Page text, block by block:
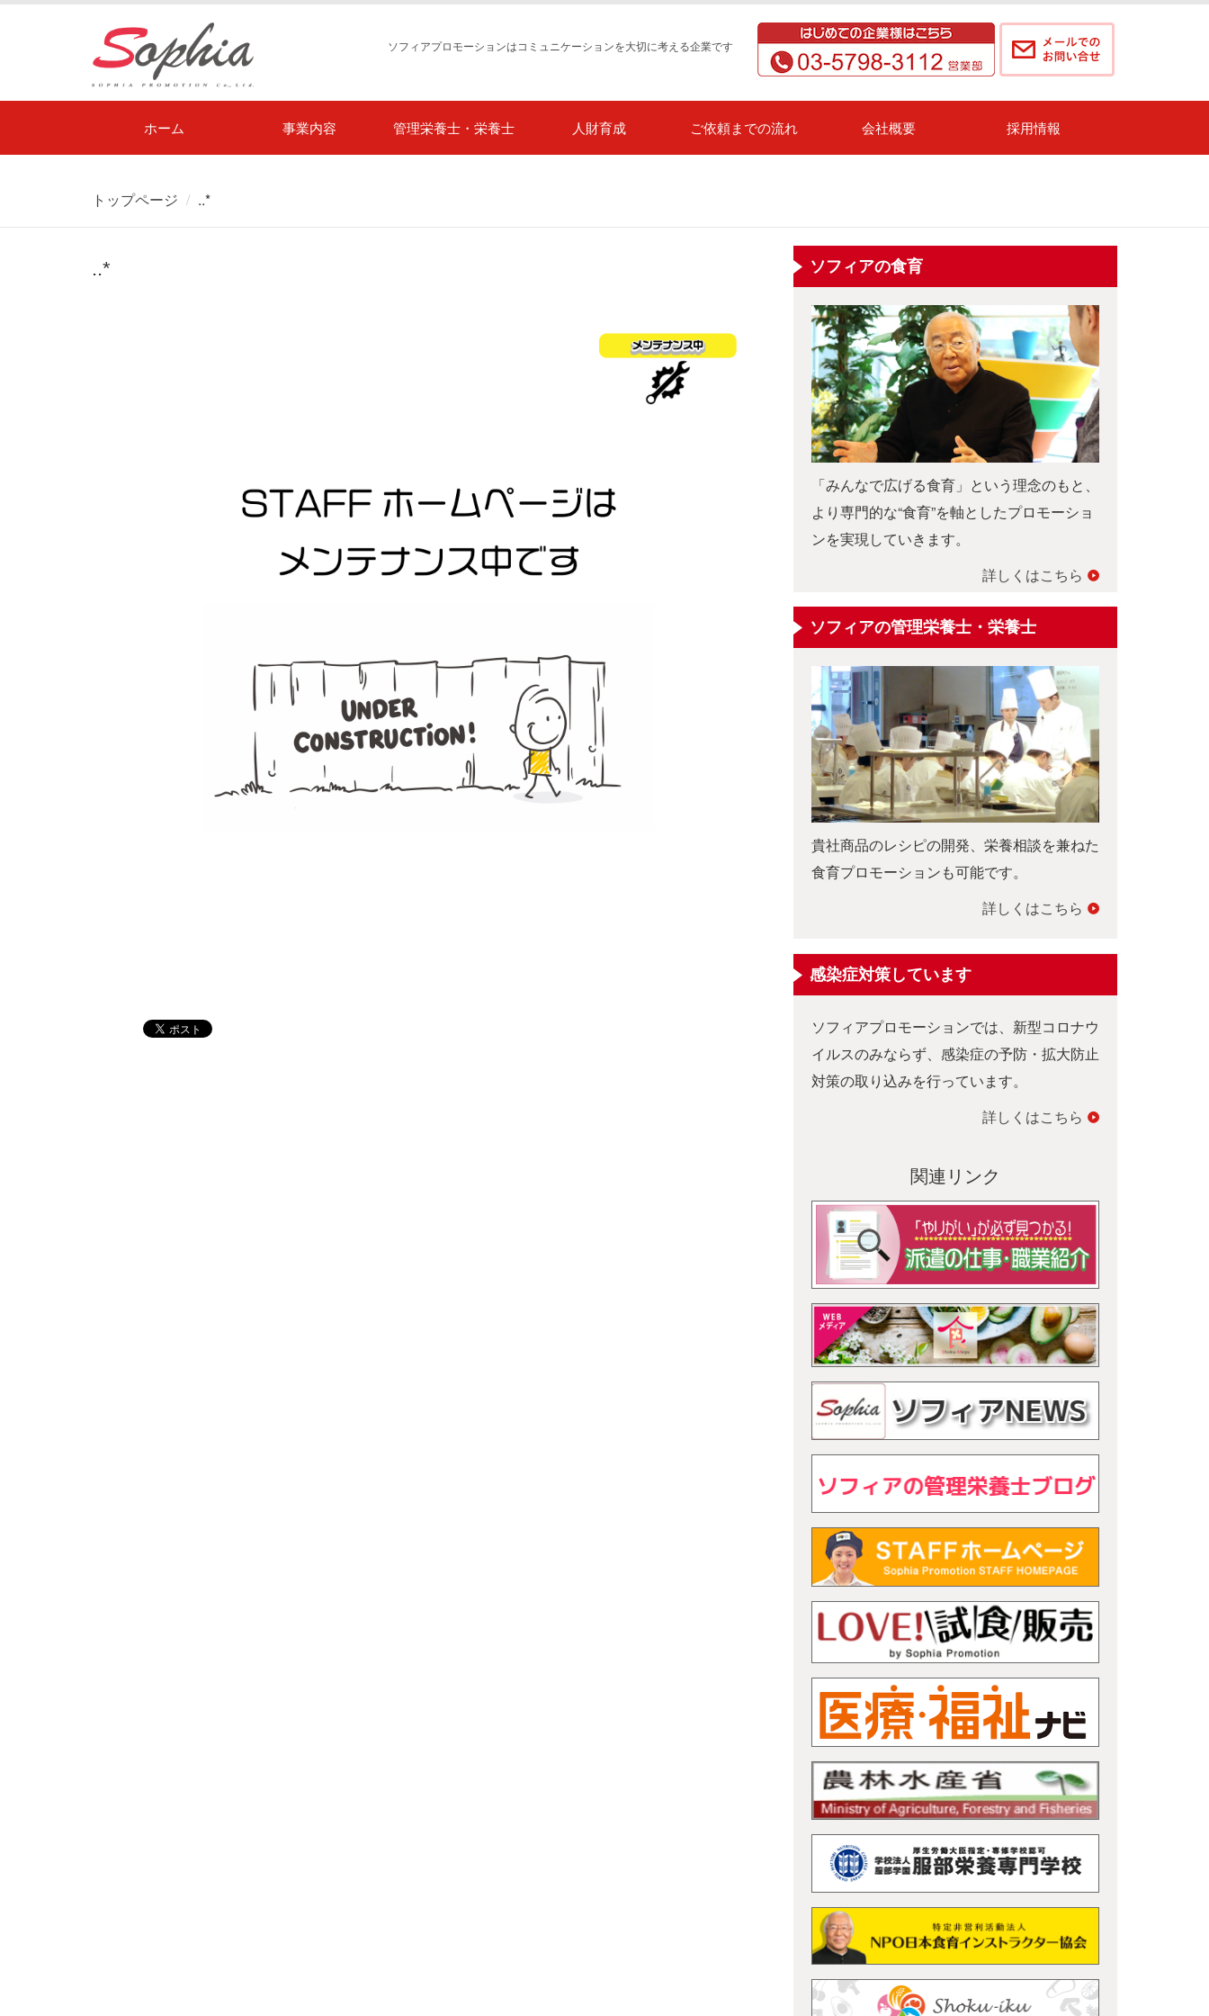
ソフィアプロモーションはコミュニケーションを大切に考える企業です
ホーム 事業内容 管理栄養士・栄養士 人財育成 ご依頼までの流れ 会社概要 採用情報
トップページ ..*
..* ソフィアの食育
「みんなで広げる食育」という理念のもと、
より専門的な“食育”を軸としたプロモーショ
ンを実現していきます。
詳しくはこちら
ソフィアの管理栄養士・栄養士
貴社商品のレシピの開発、栄養相談を兼ねた
食育プロモーションも可能です。
詳しくはこちら
感染症対策しています
ソフィアプロモーションでは、新型コロナウ
イルスのみならず、感染症の予防・拡大防止
対策の取り込みを行っています。
詳しくはこちら
関連リンク